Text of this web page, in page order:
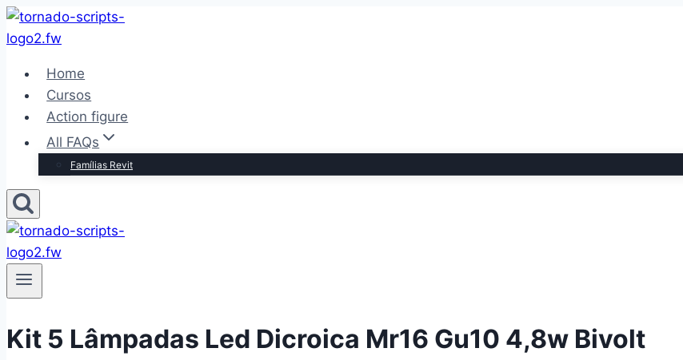
Pular
para
Conteúdo
Home
Cursos
Action figure
All FAQs
Famílias Revit
Kit 5 Lâmpadas Led Dicroica Mr16 Gu10 4,8w Bivolt